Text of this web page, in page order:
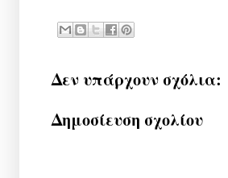
Δεν υπάρχουν σχόλια:
Δημοσίευση σχολίου